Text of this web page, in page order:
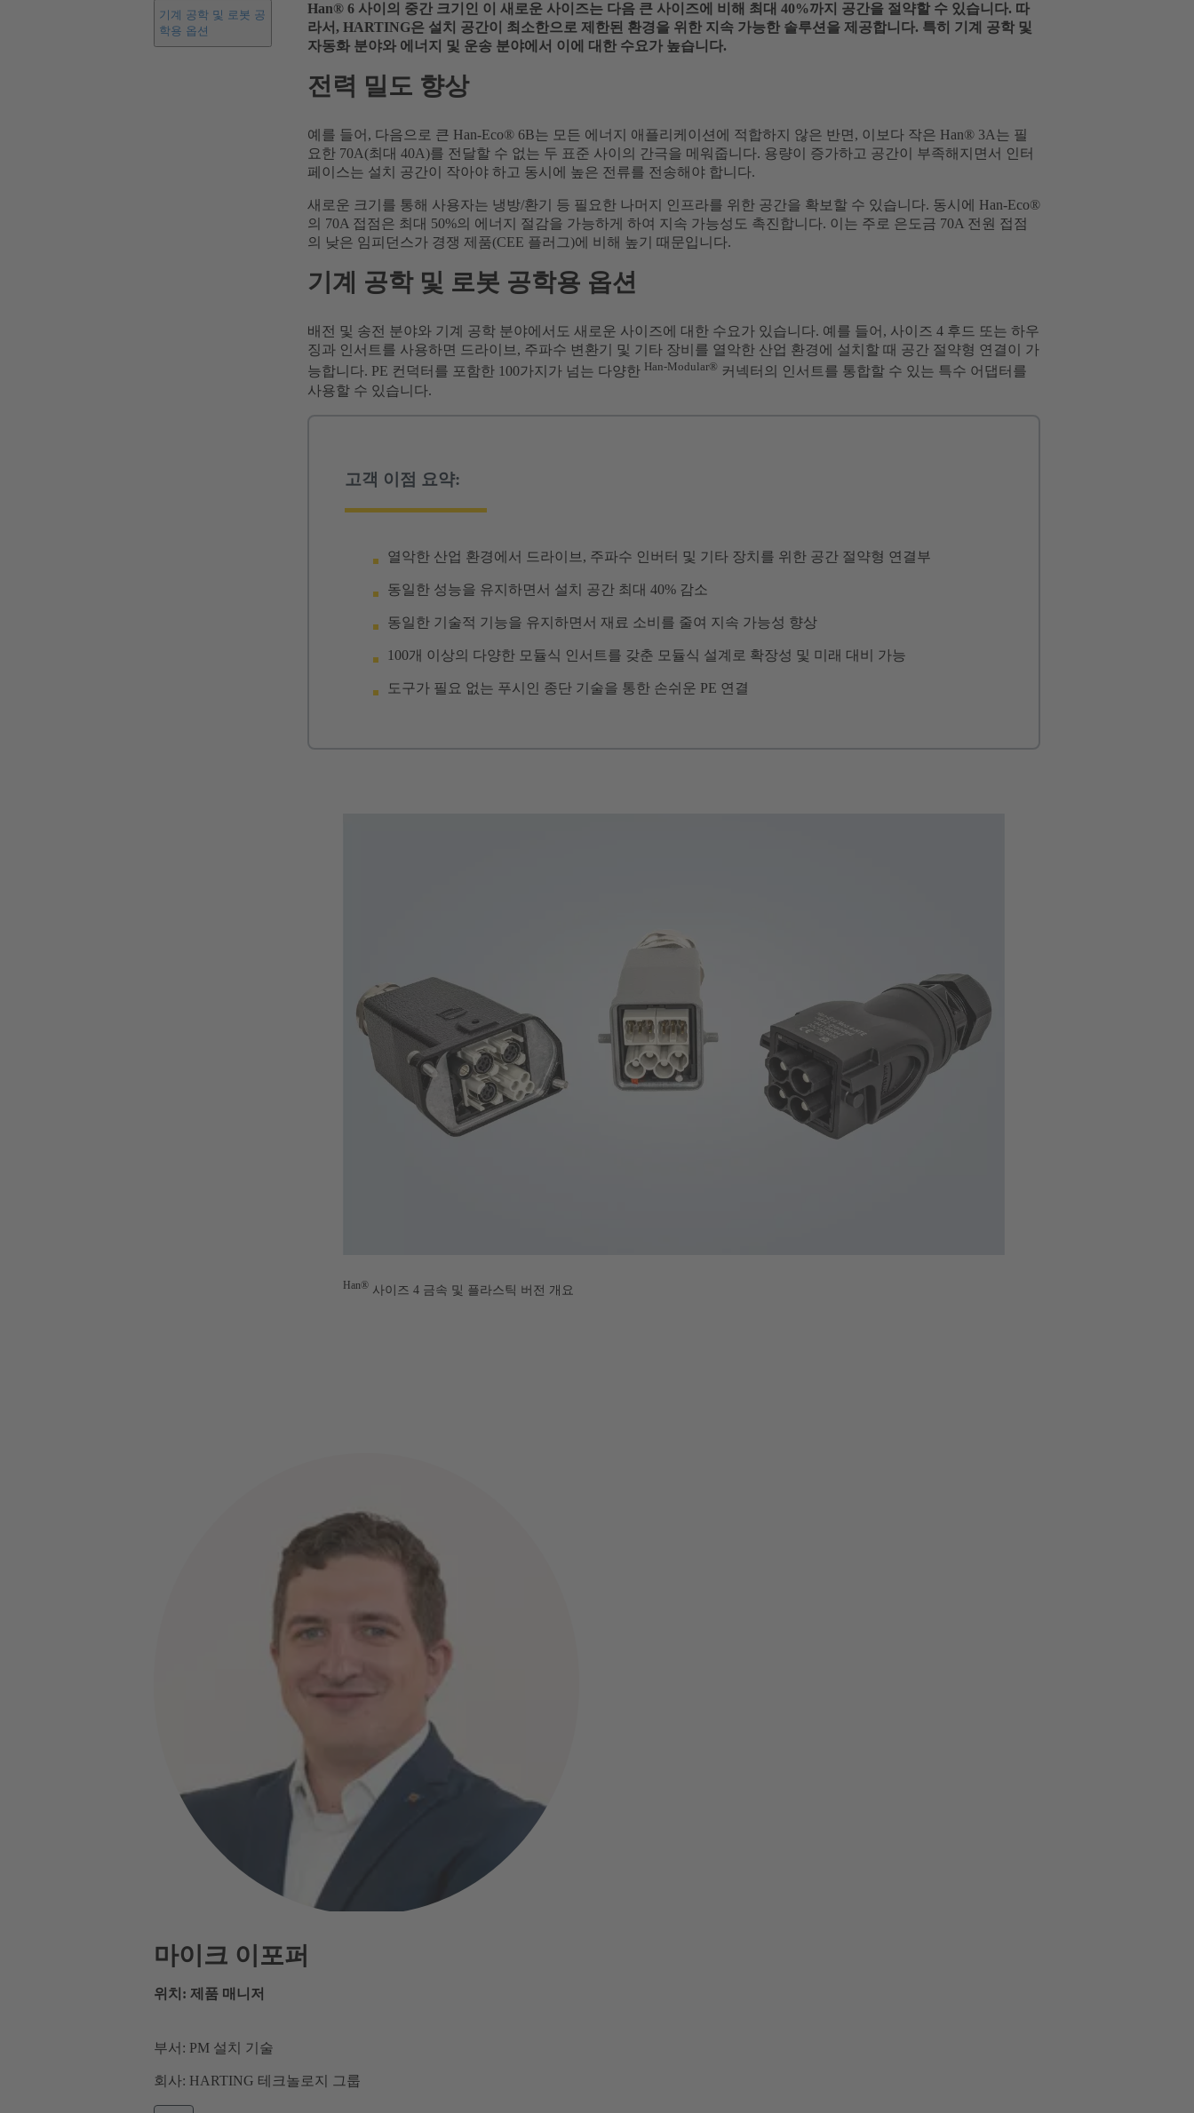
기계 공학 및 로봇 공
학용 옵션
Han® 6 사이의 중간 크기인 이 새로운 사이즈는 다음 큰 사이즈에 비해 최대 40%까지 공간을 절약할 수 있습니다. 따
라서, HARTING은 설치 공간이 최소한으로 제한된 환경을 위한 지속 가능한 솔루션을 제공합니다. 특히 기계 공학 및
자동화 분야와 에너지 및 운송 분야에서 이에 대한 수요가 높습니다.
전력 밀도 향상
예를 들어, 다음으로 큰 Han-Eco® 6B는 모든 에너지 애플리케이션에 적합하지 않은 반면, 이보다 작은 Han® 3A는 필
요한 70A(최대 40A)를 전달할 수 없는 두 표준 사이의 간극을 메워줍니다. 용량이 증가하고 공간이 부족해지면서 인터
페이스는 설치 공간이 작아야 하고 동시에 높은 전류를 전송해야 합니다.
새로운 크기를 통해 사용자는 냉방/환기 등 필요한 나머지 인프라를 위한 공간을 확보할 수 있습니다. 동시에 Han-Eco®
의 70A 접점은 최대 50%의 에너지 절감을 가능하게 하여 지속 가능성도 촉진합니다. 이는 주로 은도금 70A 전원 접점
의 낮은 임피던스가 경쟁 제품(CEE 플러그)에 비해 높기 때문입니다.
기계 공학 및 로봇 공학용 옵션
배전 및 송전 분야와 기계 공학 분야에서도 새로운 사이즈에 대한 수요가 있습니다. 예를 들어, 사이즈 4 후드 또는 하우
징과 인서트를 사용하면 드라이브, 주파수 변환기 및 기타 장비를 열악한 산업 환경에 설치할 때 공간 절약형 연결이 가
능합니다. PE 컨덕터를 포함한 100가지가 넘는 다양한 Han-Modular® 커넥터의 인서트를 통합할 수 있는 특수 어댑터를
사용할 수 있습니다.
고객 이점 요약:
열악한 산업 환경에서 드라이브, 주파수 인버터 및 기타 장치를 위한 공간 절약형 연결부
동일한 성능을 유지하면서 설치 공간 최대 40% 감소
동일한 기술적 기능을 유지하면서 재료 소비를 줄여 지속 가능성 향상
100개 이상의 다양한 모듈식 인서트를 갖춘 모듈식 설계로 확장성 및 미래 대비 가능
도구가 필요 없는 푸시인 종단 기술을 통한 손쉬운 PE 연결
Han® 사이즈 4 금속 및 플라스틱 버전 개요
마이크 이포퍼
위치: 제품 매니저
부서: PM 설치 기술
회사: HARTING 테크놀로지 그룹